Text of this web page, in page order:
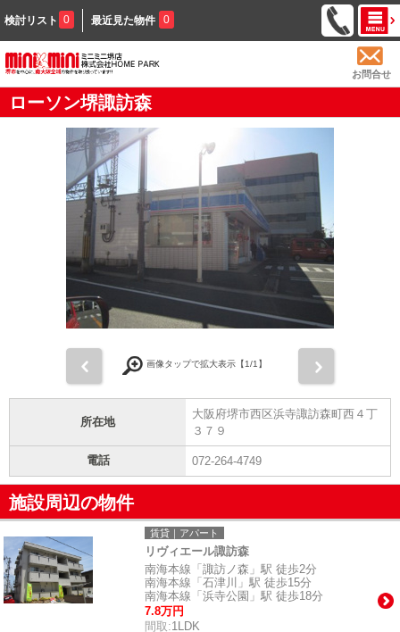
検討リスト 0 最近見た物件 0
お問合せ
ローソン堺諏訪森
画像タップで拡大表示【1/1】
所在地
大阪府堺市西区浜寺諏訪森町西４丁
３７９
電話 072-264-4749
施設周辺の物件
賃貸｜アパート
リヴィエール諏訪森
南海本線「諏訪ノ森」駅 徒歩2分
南海本線「石津川」駅 徒歩15分
南海本線「浜寺公園」駅 徒歩18分
7.8万円
間取:1LDK